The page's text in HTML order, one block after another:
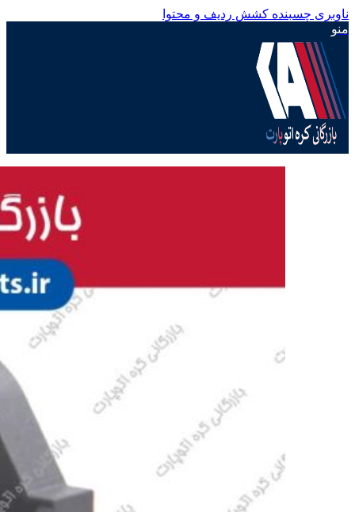
ناوبری چسبنده کشش ردیف و محتوا
منو